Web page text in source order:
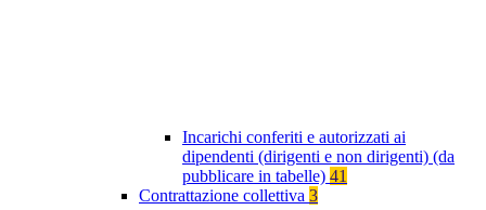
Incarichi conferiti e autorizzati ai
dipendenti (dirigenti e non dirigenti) (da
pubblicare in tabelle) 41
Contrattazione collettiva 3